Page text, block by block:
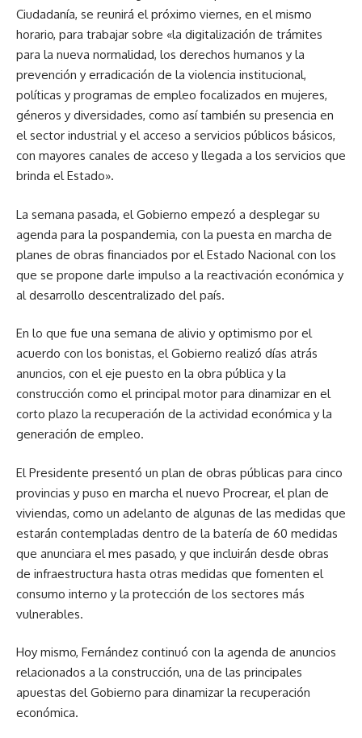
Ciudadanía, se reunirá el próximo viernes, en el mismo
horario, para trabajar sobre «la digitalización de trámites
para la nueva normalidad, los derechos humanos y la
prevención y erradicación de la violencia institucional,
políticas y programas de empleo focalizados en mujeres,
géneros y diversidades, como así también su presencia en
el sector industrial y el acceso a servicios públicos básicos,
con mayores canales de acceso y llegada a los servicios que
brinda el Estado».
La semana pasada, el Gobierno empezó a desplegar su
agenda para la pospandemia, con la puesta en marcha de
planes de obras financiados por el Estado Nacional con los
que se propone darle impulso a la reactivación económica y
al desarrollo descentralizado del país.
En lo que fue una semana de alivio y optimismo por el
acuerdo con los bonistas, el Gobierno realizó días atrás
anuncios, con el eje puesto en la obra pública y la
construcción como el principal motor para dinamizar en el
corto plazo la recuperación de la actividad económica y la
generación de empleo.
El Presidente presentó un plan de obras públicas para cinco
provincias y puso en marcha el nuevo Procrear, el plan de
viviendas, como un adelanto de algunas de las medidas que
estarán contempladas dentro de la batería de 60 medidas
que anunciara el mes pasado, y que incluirán desde obras
de infraestructura hasta otras medidas que fomenten el
consumo interno y la protección de los sectores más
vulnerables.
Hoy mismo, Fernández continuó con la agenda de anuncios
relacionados a la construcción, una de las principales
apuestas del Gobierno para dinamizar la recuperación
económica.